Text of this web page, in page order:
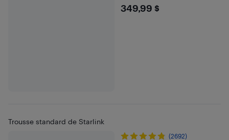
$349.99
349,99 $
Trousse standard de Starlink
(2692)